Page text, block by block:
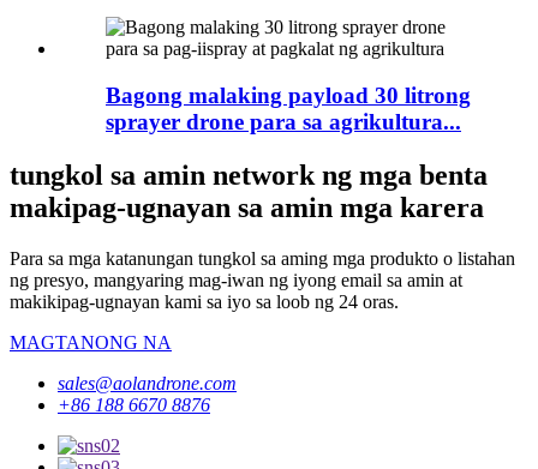
Bagong malaking payload 30 litrong
sprayer drone para sa agrikultura...
tungkol sa amin network ng mga benta
makipag-ugnayan sa amin mga karera
Para sa mga katanungan tungkol sa aming mga produkto o listahan
ng presyo, mangyaring mag-iwan ng iyong email sa amin at
makikipag-ugnayan kami sa iyo sa loob ng 24 oras.
MAGTANONG NA
sales@aolandrone.com
+86 188 6670 8876